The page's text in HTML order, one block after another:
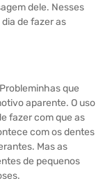
dele. Nesses
de fazer as
que
aparente. O uso
fazer com que as
com os dentes
Mas as
de pequenos